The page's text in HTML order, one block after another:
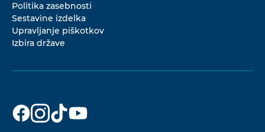
Politika zasebnosti
Sestavine izdelka
Upravljanje piškotkov
Izbira države
Dr. Beckmann
na
Dr. Beckmann
na
Dr. Beckmann
na